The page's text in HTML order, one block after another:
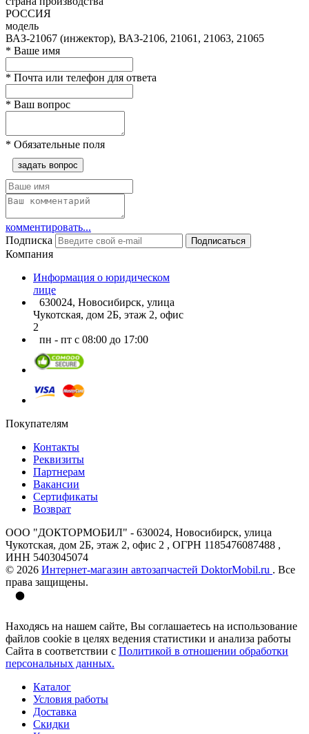
РОССИЯ
модель
ВАЗ-21067 (инжектор), ВАЗ-2106, 21061, 21063, 21065
* Ваше имя
* Почта или телефон для ответа
* Ваш вопрос
* Обязательные поля
задать вопрос
комментировать...
Подписка
Подписаться
Компания
Информация о юридическом
лице
630024, Новосибирск, улица
Чукотская, дом 2Б, этаж 2, офис
2
пн - пт с 08:00 до 17:00
Покупателям
Контакты
Реквизиты
Партнерам
Вакансии
Сертификаты
Возврат
ООО "ДОКТОРМОБИЛ" - 630024, Новосибирск, улица
Чукотская, дом 2Б, этаж 2, офис 2 , ОГРН 1185476087488 ,
ИНН 5403045074
© 2026 Интернет-магазин автозапчастей DoktorMobil.ru . Все
права защищены.
Находясь на нашем сайте, Вы соглашаетесь на использование
файлов cookie в целях ведения статистики и анализа работы
Сайта в соответствии с Политикой в отношении обработки
персональных данных.
Каталог
Условия работы
Доставка
Скидки